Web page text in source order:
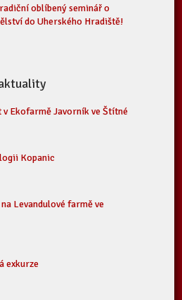
oblíbený seminář o
do Uherského Hradiště!
v Ekofarmě Javorník ve Štítné
Kopanic
Levandulové farmě ve
exkurze